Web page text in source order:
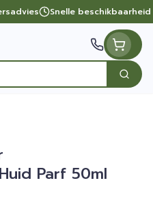
Snelle beschikbaarheid
Zoek
Parf 50ml